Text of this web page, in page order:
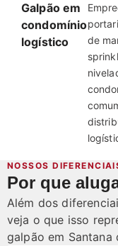
Galpão em
condomínio
logístico
de
NOSSOS
Por que
Além dos
veja o que isso
galpão em Santana